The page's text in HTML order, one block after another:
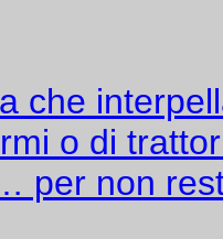
che
o di
per non